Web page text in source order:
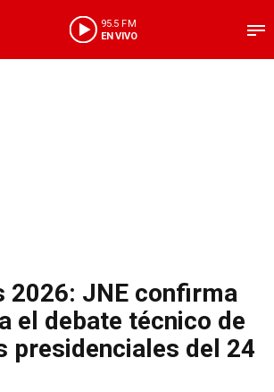
95.5 FM
EN VIVO
2026: JNE confirma
el debate técnico de
presidenciales del 24